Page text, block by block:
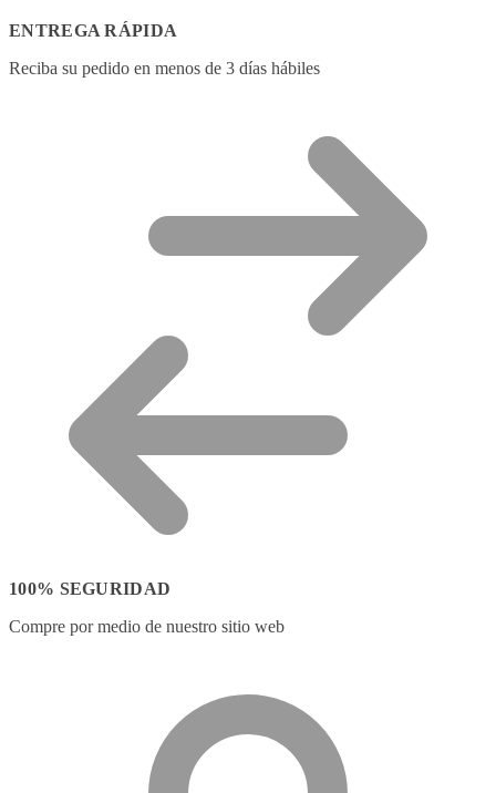
ENTREGA RÁPIDA
Reciba su pedido en menos de 3 días hábiles
100% SEGURIDAD
Compre por medio de nuestro sitio web